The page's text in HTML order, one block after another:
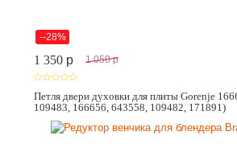
--28%
1 350 p 1 050 p
Петля двери духовки для плиты Gorenje
109483, 166656, 643558, 109482, 171891)